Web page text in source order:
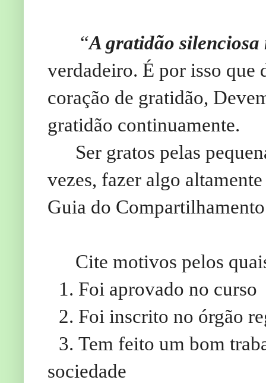
“A gratidão
verdadeiro. É por isso que
coração de gratidão,
gratidão continuamente.
Ser gratos pelas
vezes, fazer algo
Guia do Compartilhamento
Cite motivos pelos
1. Foi aprovado no curso
2. Foi inscrito no órgão
3. Tem feito um bom
sociedade